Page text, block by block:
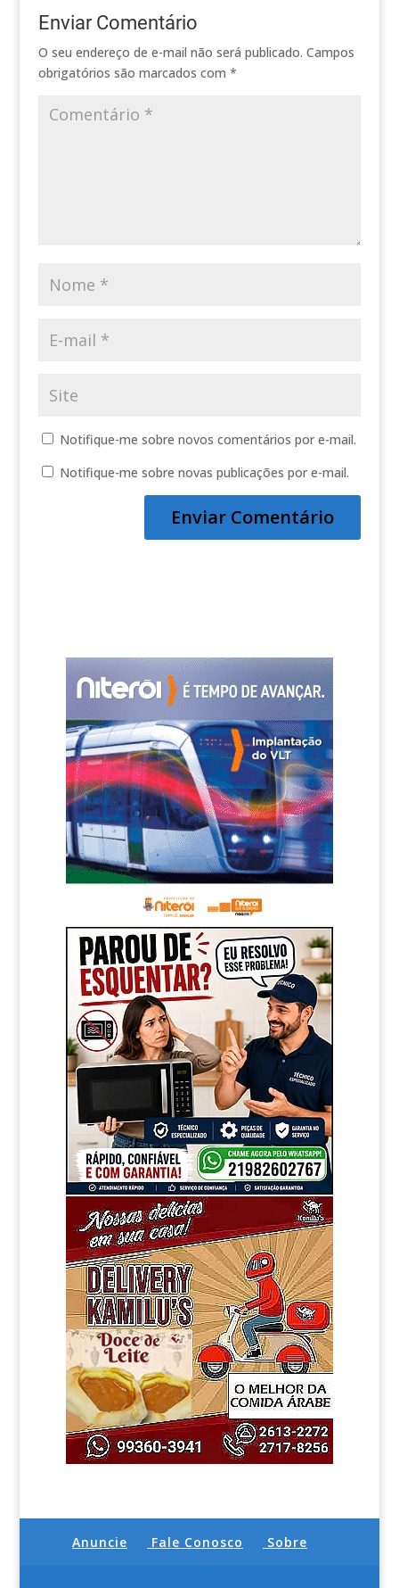
Enviar Comentário
O seu endereço de e-mail não será publicado. Campos
obrigatórios são marcados com *
Notifique-me sobre novos comentários por e-mail.
Notifique-me sobre novas publicações por e-mail.
Anuncie Fale Conosco Sobre